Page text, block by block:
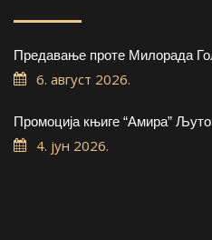
Предавање проте Милорада
6. август 2026.
Промоција књиге “Амира”
4. јун 2026.